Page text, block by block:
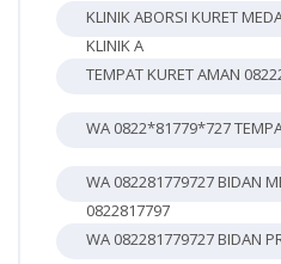
KLINIK ABORSI KURET
KLINIK A
TEMPAT KURET AMAN
WA 0822*81779*727
WA 082281779727 BIDAN
0822817797
WA 082281779727 BIDAN